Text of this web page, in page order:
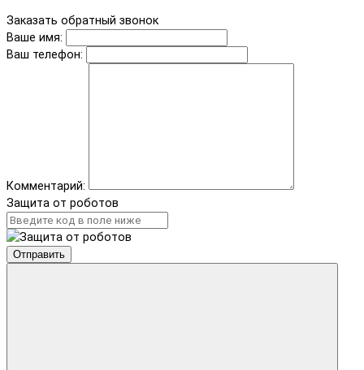
Заказать обратный звонок
Ваше имя:
Ваш телефон:
Комментарий:
Защита от роботов
Отправить